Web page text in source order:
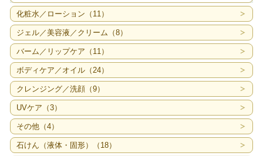
化粧水／ローション（11）
ジェル／美容液／クリーム（8）
バーム／リップケア（11）
ボディケア／オイル（24）
クレンジング／洗顔（9）
UVケア（3）
その他（4）
石けん（液体・固形）（18）